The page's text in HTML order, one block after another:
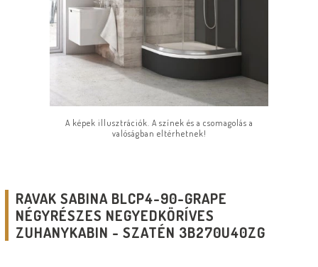
A képek illusztrációk. A színek és a csomagolás a
valóságban eltérhetnek!
RAVAK SABINA BLCP4-90-GRAPE
NÉGYRÉSZES NEGYEDKÖRÍVES
ZUHANYKABIN - SZATÉN 3B270U40ZG